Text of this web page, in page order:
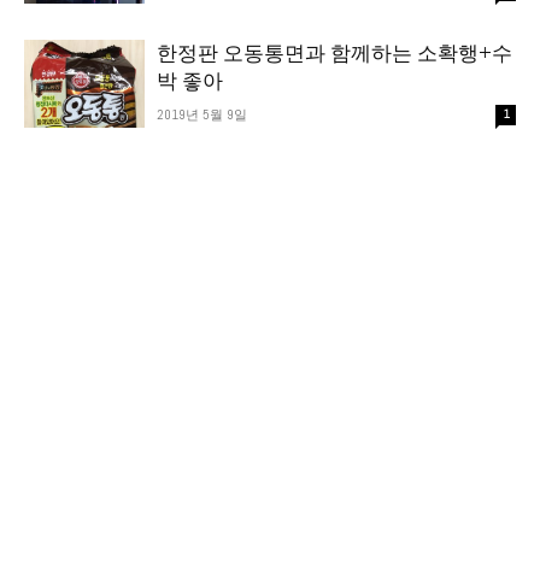
한정판 오동통면과 함께하는 소확행+수
박 좋아
2019년 5월 9일 1